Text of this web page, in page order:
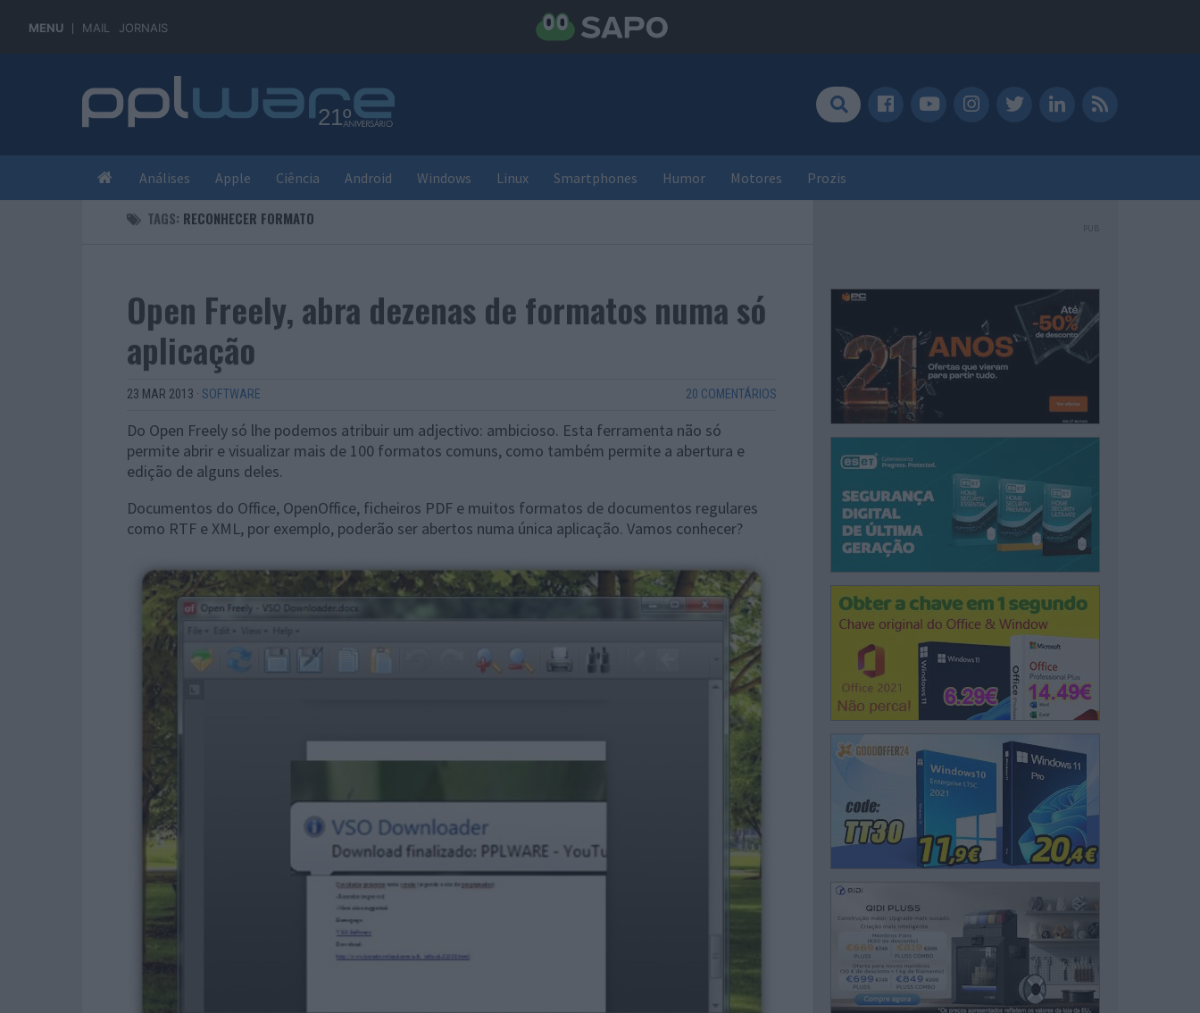
MENU MAIL JORNAIS
Análises Apple Ciência Android Windows Linux Smartphones Humor Motores Prozis
TAGS: RECONHECER FORMATO
Open Freely, abra dezenas de formatos numa só
aplicação
23 MAR 2013 · SOFTWARE 20 COMENTÁRIOS
Do Open Freely só lhe podemos atribuir um adjectivo: ambicioso. Esta ferramenta não só
permite abrir e visualizar mais de 100 formatos comuns, como também permite a abertura e
edição de alguns deles.
Documentos do Office, OpenOffice, ficheiros PDF e muitos formatos de documentos regulares
como RTF e XML, por exemplo, poderão ser abertos numa única aplicação. Vamos conhecer?
PUB